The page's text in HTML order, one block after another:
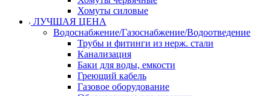
Хомуты силовые
ЛУЧШАЯ ЦЕНА
Водоснабжение/Газоснабжение/Водоотведение
Трубы и фитинги из нерж. стали
Канализация
Баки для воды, емкости
Греющий кабель
Газовое оборудование